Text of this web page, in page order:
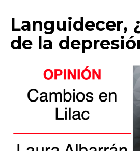
Languidecer,
de la